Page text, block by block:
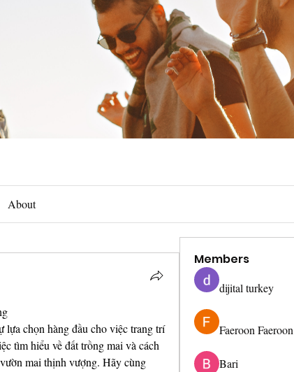
About
lựa chọn hàng đầu cho việc trang trí
tìm hiểu về đất trồng mai và cách
mai thịnh vượng. Hãy cùng
Members
dijital turkey
Faeroon Faeroon
Bari